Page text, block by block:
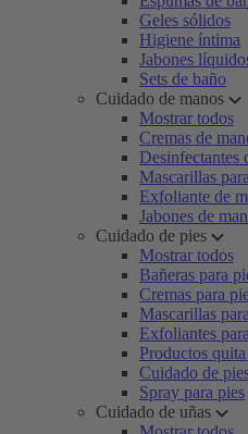
Geles sólidos
Higiene íntima
Jabones
Sets de baño
Cuidado de manos
Mostrar todos
Cremas de
Desinfectantes
Mascarillas
Exfoliante de
Jabones de
Cuidado de pies
Mostrar todos
Bañeras para
Cremas para
Mascarillas
Exfoliantes
Productos
Cuidado de
Spray para pies
Cuidado de uñas